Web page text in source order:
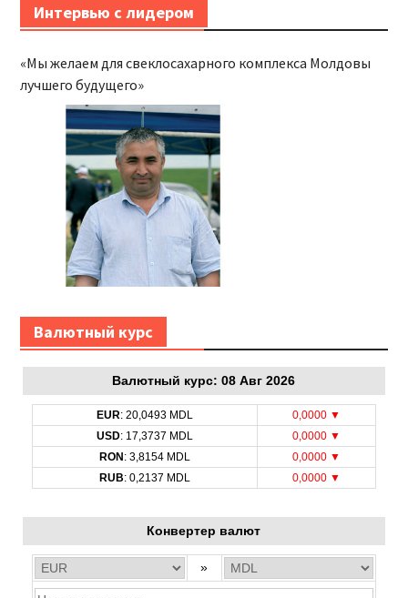
Интервью с лидером
«Мы желаем для свеклосахарного комплекса Молдовы
лучшего будущего»
Bалютный курс
Bалютный курс: 08 Авг 2026
EUR: 20,0493 MDL
0,0000 ▼
USD: 17,3737 MDL
0,0000 ▼
RON: 3,8154 MDL
0,0000 ▼
RUB: 0,2137 MDL 0,0000 ▼
Конвертер валют
»